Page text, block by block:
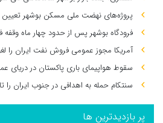
پروژه‌های نهضت ملی مسکن بوشهر
فرودگاه بوشهر پس از حدود چهار ماه
آمریکا مجوز عمومی فروش نفت ایران را
سقوط هواپیمای باری پاکستان در دریای
سنتکام حمله به اهدافی در جنوب ایران را
پر بازدیدترین ها